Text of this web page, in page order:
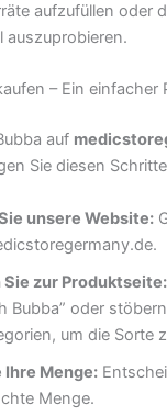
aufzufüllen oder
auszuprobieren.
– Ein einfacher
auf
Sie diesen
unsere Website:
Sie zur Produktseite:
Bubba” oder
um die Sorte
Ihre Menge:
Menge.